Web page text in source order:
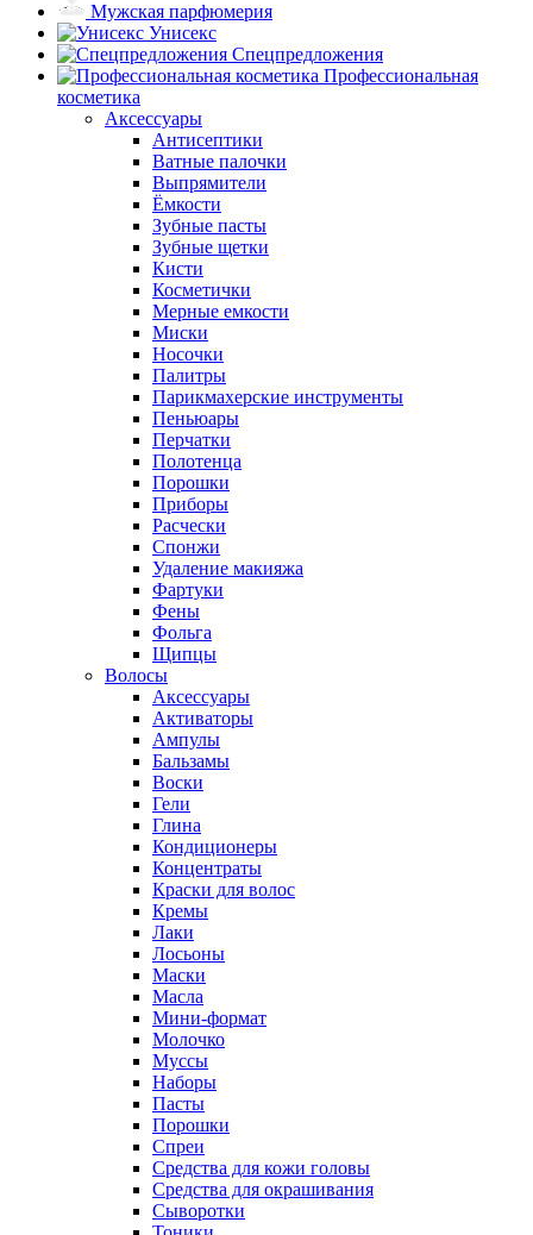
Мужская парфюмерия
Унисекс
Спецпредложения
Профессиональная
косметика
Аксессуары
Антисептики
Ватные палочки
Выпрямители
Ёмкости
Зубные пасты
Зубные щетки
Кисти
Косметички
Мерные емкости
Миски
Носочки
Палитры
Парикмахерские инструменты
Пеньюары
Перчатки
Полотенца
Порошки
Приборы
Расчески
Спонжи
Удаление макияжа
Фартуки
Фены
Фольга
Щипцы
Волосы
Аксессуары
Активаторы
Ампулы
Бальзамы
Воски
Гели
Глина
Кондиционеры
Концентраты
Краски для волос
Кремы
Лаки
Лосьоны
Маски
Масла
Мини-формат
Молочко
Муссы
Наборы
Пасты
Порошки
Спреи
Средства для кожи головы
Средства для окрашивания
Сыворотки